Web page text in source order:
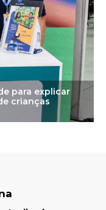
para explicar
crianças